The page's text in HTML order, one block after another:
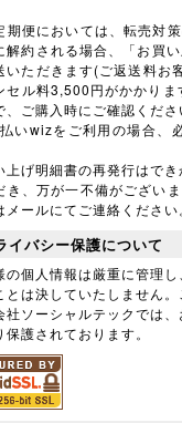
期便においては、転売対
解約される場合、「お買
いただきます(ご返送料お
セル料3,500円がかかりま
、ご購入時にご確認くださ
いwizをご利用の場合、
上げ明細書の再発行はで
き、万が一不備がござい
メールにてご連絡ください
イバシー保護について
の個人情報は厳重に管理
とは決していたしません。
社ソーシャルテックでは
保護されております。